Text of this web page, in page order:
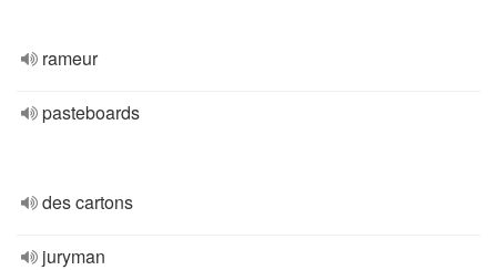
rameur
pasteboards
des cartons
juryman